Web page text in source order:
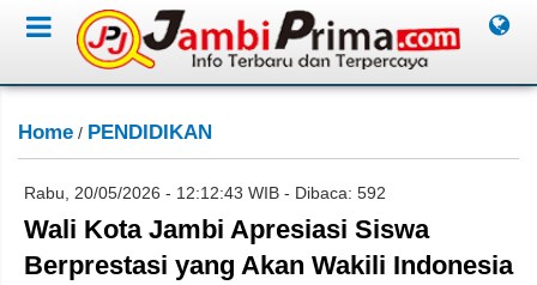
Home / PENDIDIKAN
Rabu, 20/05/2026 - 12:12:43 WIB - Dibaca: 592
Wali Kota Jambi Apresiasi Siswa
Berprestasi yang Akan Wakili Indonesia